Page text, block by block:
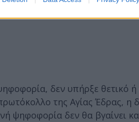
δεν υπήρξε θετικό
της Αγίας Έδρας, η
ψηφοφορία δεν θα βγαίνει